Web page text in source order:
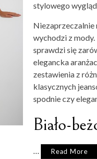
stylowego
Niezaprzeczalnie
wychodzi z
sprawdzi się
elegancka
zestawienia z
klasycznych
spodnie czy
Biało-
… Read More